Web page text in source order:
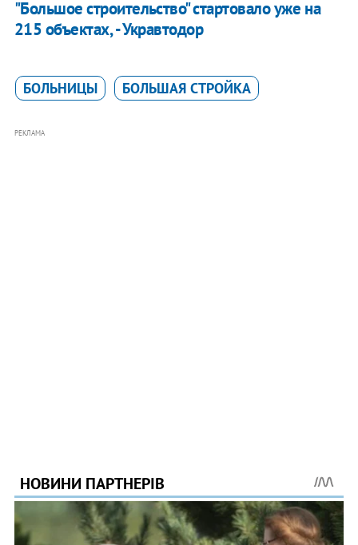
"Большое строительство" стартовало уже на
215 объектах, - Укравтодор
БОЛЬНИЦЫ БОЛЬШАЯ СТРОЙКА
РЕКЛАМА